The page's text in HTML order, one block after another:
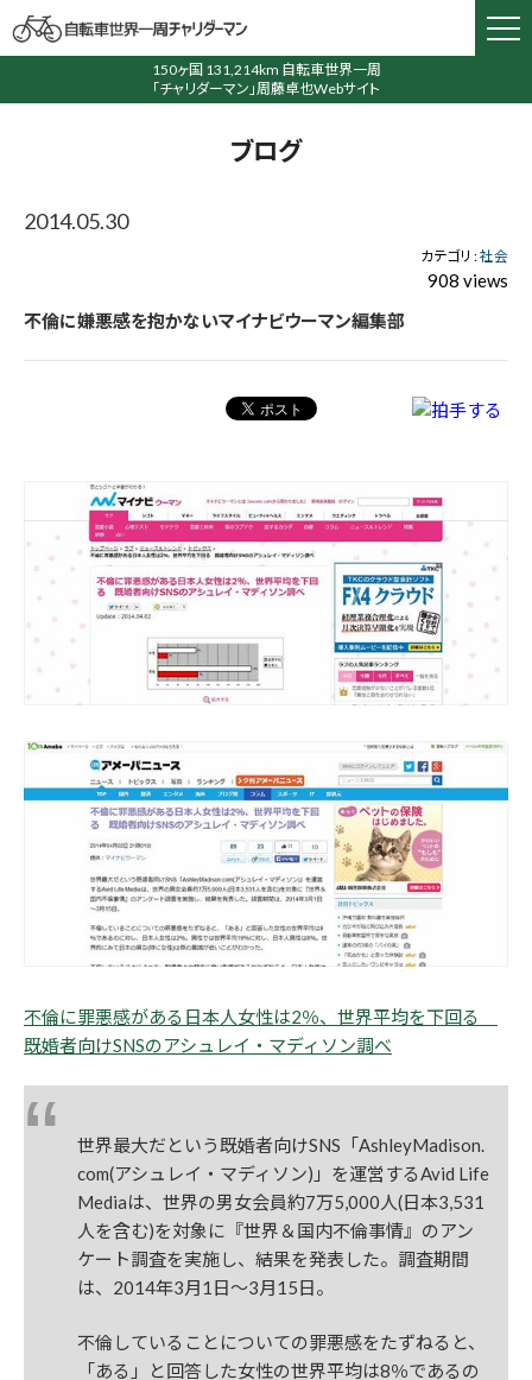
150ヶ国 131,214km 自転車世界一周
「チャリダーマン」周藤卓也Webサイト
ブログ
2014.05.30
カテゴリ :社会
908 views
不倫に嫌悪感を抱かないマイナビウーマン編集部
不倫に罪悪感がある日本人女性は2％、世界平均を下回る
既婚者向けSNSのアシュレイ・マディソン調べ
世界最大だという既婚者向けSNS「AshleyMadison.
com(アシュレイ・マディソン)」を運営するAvid Life
Mediaは、世界の男女会員約7万5,000人(日本3,531
人を含む)を対象に『世界＆国内不倫事情』のアン
ケート調査を実施し、結果を発表した。調査期間
は、2014年3月1日～3月15日。
不倫していることについての罪悪感をたずねると、
「ある」と回答した女性の世界平均は8％であるの